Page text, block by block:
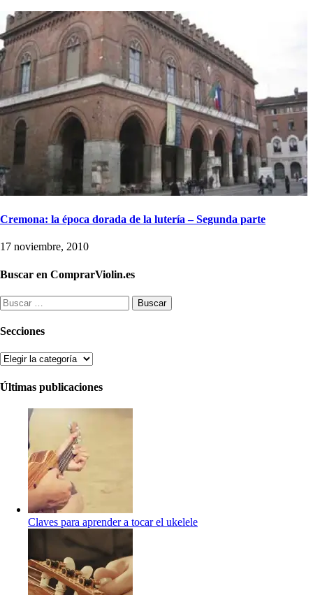
Cremona: la época dorada de la lutería – Segunda parte
17 noviembre, 2010
Buscar en ComprarViolin.es
Buscar:
Secciones
Secciones
Últimas publicaciones
Claves para aprender a tocar el ukelele